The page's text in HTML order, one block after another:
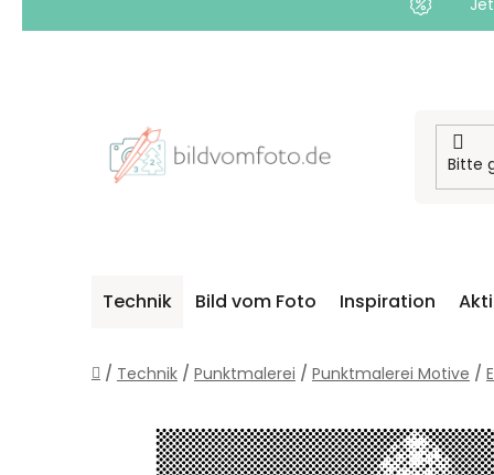
Technik Bild vom Foto Inspiration
Startseite
/ Technik / Punktmalerei / Punktmalerei Motive /